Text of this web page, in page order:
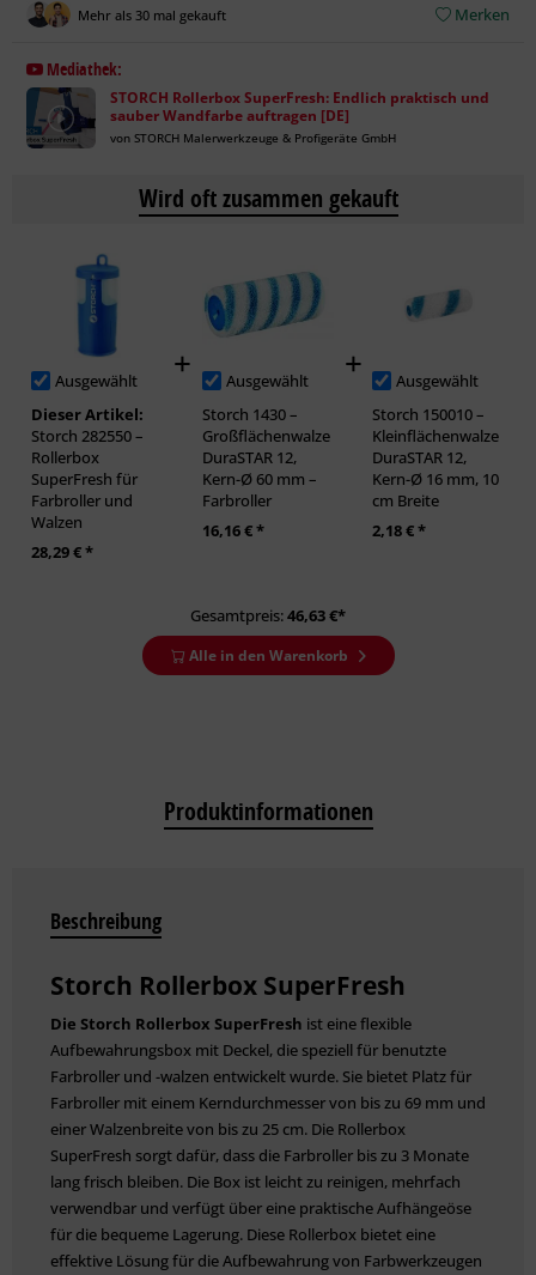
Mehr als 30 mal gekauft Merken
Mediathek:
STORCH Rollerbox SuperFresh: Endlich praktisch und
sauber Wandfarbe auftragen [DE]
von STORCH Malerwerkzeuge & Profigeräte GmbH
Wird oft zusammen gekauft
Ausgewählt
Dieser Artikel:
Storch 282550 –
Rollerbox
SuperFresh für
Farbroller und
Walzen
28,29 € *
Ausgewählt
Storch 1430 –
Großflächenwalze
DuraSTAR 12,
Kern-Ø 60 mm –
Farbroller
16,16 € *
Ausgewählt
Storch 150010 –
Kleinflächenwalze
DuraSTAR 12,
Kern-Ø 16 mm, 10
cm Breite
2,18 € *
Gesamtpreis:46,63€*
Alle in den Warenkorb
Produktinformationen
Beschreibung
Storch Rollerbox SuperFresh
Die Storch Rollerbox SuperFresh ist eine flexible
Aufbewahrungsbox mit Deckel, die speziell für benutzte
Farbroller und -walzen entwickelt wurde. Sie bietet Platz für
Farbroller mit einem Kerndurchmesser von bis zu 69 mm und
einer Walzenbreite von bis zu 25 cm. Die Rollerbox
SuperFresh sorgt dafür, dass die Farbroller bis zu 3 Monate
lang frisch bleiben. Die Box ist leicht zu reinigen, mehrfach
verwendbar und verfügt über eine praktische Aufhängeöse
für die bequeme Lagerung. Diese Rollerbox bietet eine
effektive Lösung für die Aufbewahrung von Farbwerkzeugen